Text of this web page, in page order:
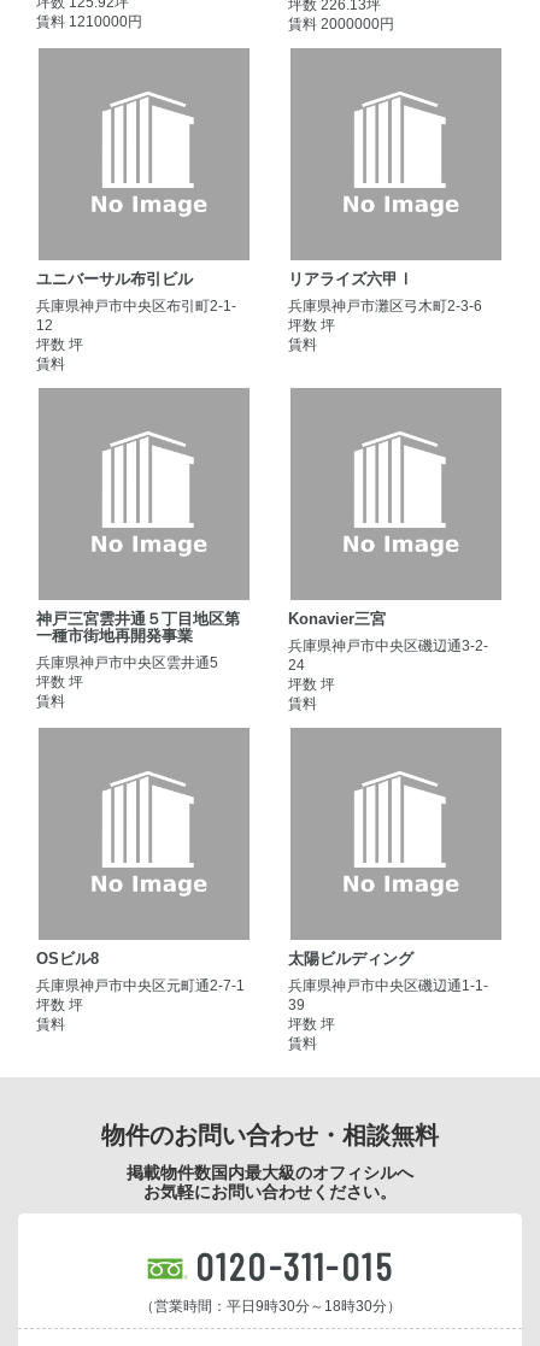
賃料 1210000円
坪数 226.13坪
賃料 2000000円
ユニバーサル布引ビル
兵庫県神戸市中央区布引町2-1-
12
坪数 坪
賃料
リアライズ六甲Ⅰ
兵庫県神戸市灘区弓木町2-3-6
坪数 坪
賃料
神戸三宮雲井通５丁目地区第
一種市街地再開発事業
兵庫県神戸市中央区雲井通5
坪数 坪
賃料
Konavier三宮
兵庫県神戸市中央区磯辺通3-2-
24
坪数 坪
賃料
OSビル8
兵庫県神戸市中央区元町通2-7-1
坪数 坪
賃料
太陽ビルディング
兵庫県神戸市中央区磯辺通1-1-
39
坪数 坪
賃料
物件のお問い合わせ・相談無料
掲載物件数国内最大級のオフィシルへ
お気軽にお問い合わせください。
0120-311-015
（営業時間：平日9時30分～18時30分）